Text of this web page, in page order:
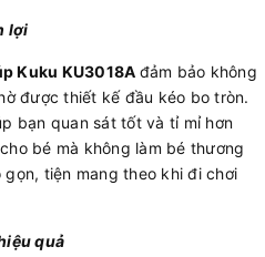
lợi
Kuku KU3018A đảm bảo không
được thiết kế đầu kéo bo tròn.
bạn quan sát tốt và tỉ mỉ hơn
bé mà không làm bé thương
tiện mang theo khi đi chơi
quả